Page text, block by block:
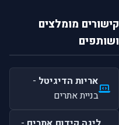
קישורים מומלצים
ושותפים
אריות הדיגיטל -
בניית אתרים